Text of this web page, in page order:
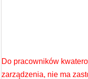
Do pracowników
zarządzenia, nie ma